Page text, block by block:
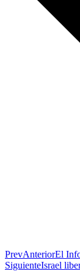
PrevAnteriorEl
SiguienteIsrael